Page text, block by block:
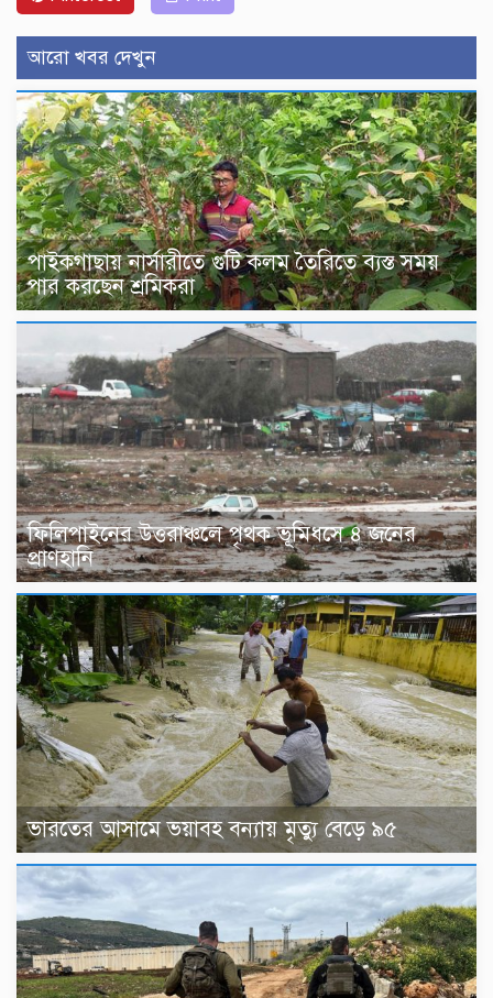
আরো খবর দেখুন
পাইকগাছায় নার্সারীতে গুটি কলম তৈরিতে ব্যস্ত সময়
পার করছেন শ্রমিকরা
ফিলিপাইনের উত্তরাঞ্চলে পৃথক ভূমিধসে ৪ জনের
প্রাণহানি
ভারতের আসামে ভয়াবহ বন্যায় মৃত্যু বেড়ে ৯৫